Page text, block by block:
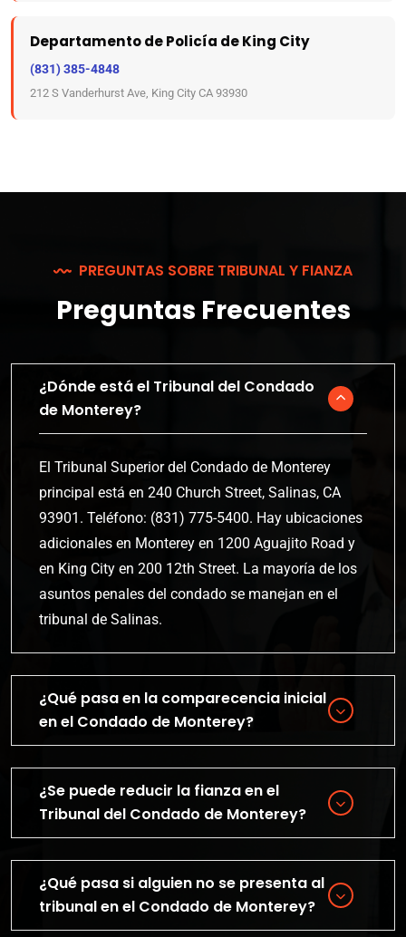
Departamento de Policía de King City
(831) 385-4848
212 S Vanderhurst Ave, King City CA 93930
PREGUNTAS SOBRE TRIBUNAL Y FIANZA
Preguntas Frecuentes
¿Dónde está el Tribunal del Condado
de Monterey?
El Tribunal Superior del Condado de Monterey
principal está en 240 Church Street, Salinas, CA
93901. Teléfono: (831) 775-5400. Hay ubicaciones
adicionales en Monterey en 1200 Aguajito Road y
en King City en 200 12th Street. La mayoría de los
asuntos penales del condado se manejan en el
tribunal de Salinas.
¿Qué pasa en la comparecencia inicial
en el Condado de Monterey?
¿Se puede reducir la fianza en el
Tribunal del Condado de Monterey?
¿Qué pasa si alguien no se presenta al
tribunal en el Condado de Monterey?